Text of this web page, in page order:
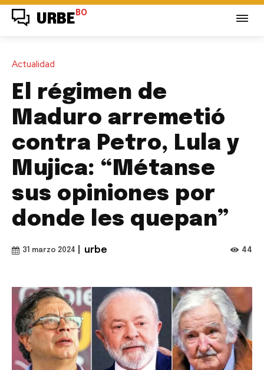
URBE BO
Actualidad
El régimen de
Maduro arremetió
contra Petro, Lula y
Mujica: “Métanse
sus opiniones por
donde les quepan”
31 marzo 2024 urbe 44